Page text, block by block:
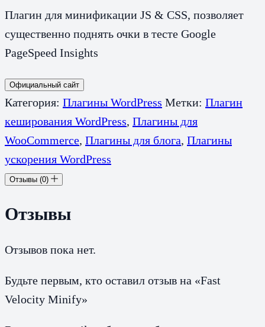
Плагин для минификации JS & CSS, позволяет
существенно поднять очки в тесте Google
PageSpeed Insights
Официальный сайт
Категория: Плагины WordPress Метки: Плагин
кеширования WordPress, Плагины для
WooCommerce, Плагины для блога, Плагины
ускорения WordPress
Отзывы (0)
Отзывы
Отзывов пока нет.
Будьте первым, кто оставил отзыв на «Fast
Velocity Minify»